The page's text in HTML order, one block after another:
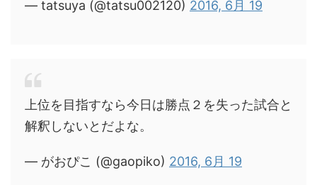
— tatsuya (@tatsu002120) 2016, 6月 19
上位を目指すなら今日は勝点２を失った試合と
解釈しないとだよな。
— がおぴこ (@gaopiko) 2016, 6月 19